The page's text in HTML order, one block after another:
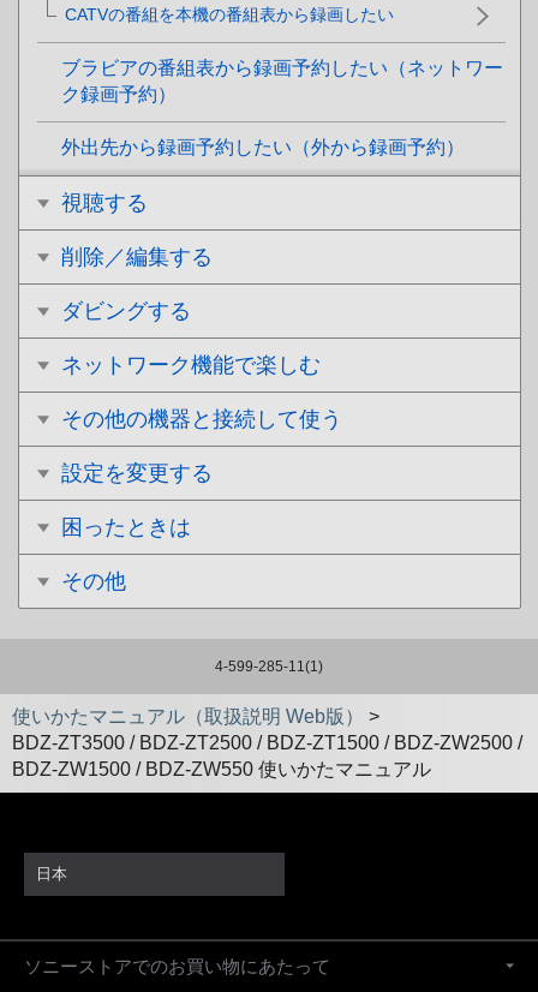
CATVの番組を本機の番組表から録画したい
ブラビアの番組表から録画予約したい（ネットワー
ク録画予約）
外出先から録画予約したい（外から録画予約）
視聴する
削除／編集する
ダビングする
ネットワーク機能で楽しむ
その他の機器と接続して使う
設定を変更する
困ったときは
その他
4-599-285-11(1)
使いかたマニュアル（取扱説明 Web版）
>
BDZ-ZT3500 / BDZ-ZT2500 / BDZ-ZT1500 / BDZ-ZW2500 /
BDZ-ZW1500 / BDZ-ZW550 使いかたマニュアル
日本
ソニーストアでのお買い物にあたって